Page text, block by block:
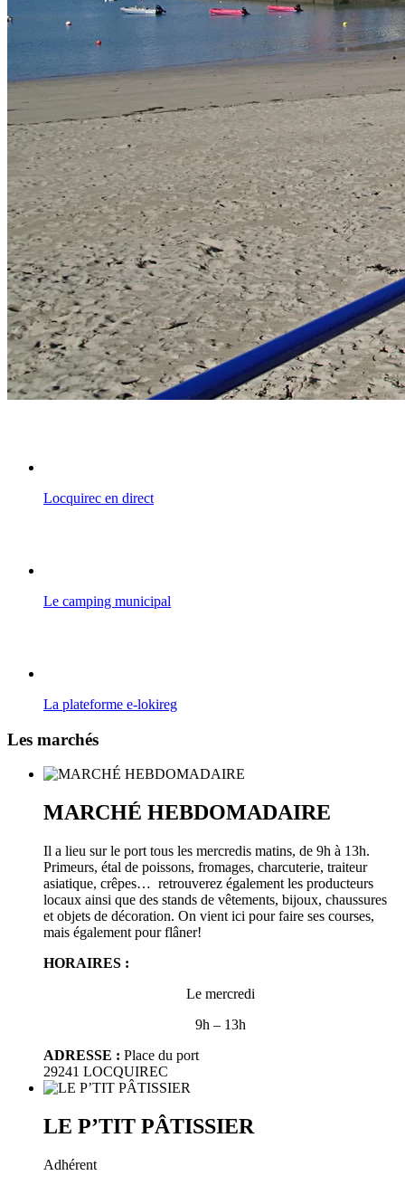
Locquirec en direct
Le camping municipal
La plateforme e-lokireg
Les marchés
MARCHÉ HEBDOMADAIRE
Il a lieu sur le port tous les mercredis matins, de 9h à 13h.
Primeurs, étal de poissons, fromages, charcuterie, traiteur
asiatique, crêpes… retrouverez également les producteurs
locaux ainsi que des stands de vêtements, bijoux, chaussures
et objets de décoration. On vient ici pour faire ses courses,
mais également pour flâner!
HORAIRES :
Le mercredi
9h – 13h
ADRESSE : Place du port
29241 LOCQUIREC
LE P’TIT PÂTISSIER
Adhérent